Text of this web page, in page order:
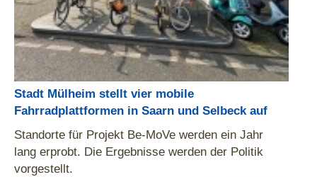
Stadt Mülheim stellt vier mobile
Fahrradplattformen in Saarn und Selbeck auf
Standorte für Projekt Be-MoVe werden ein Jahr
lang erprobt. Die Ergebnisse werden der Politik
vorgestellt.